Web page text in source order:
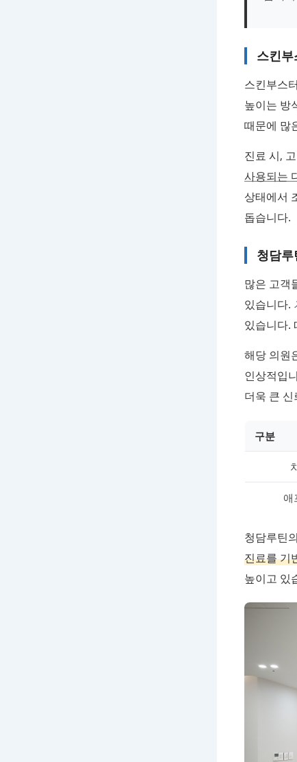
스킨
스킨부스
높이는 방
때문에 많
진료 시,
사용되는
상태에서
돕습니다.
청담
많은 고객
있습니다.
있습니다.
해당 의원
인상적입
더욱 큰
구분
애
청담루틴
진료를 기
높이고 있